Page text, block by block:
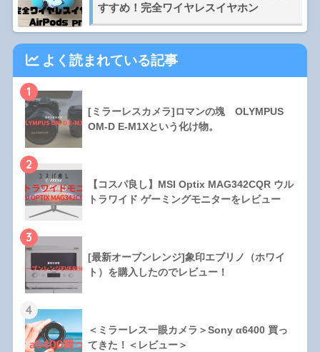
すすめ！完全ワイヤレスイヤホン
よく読まれている記事
1
[ミラーレスカメラ]ロマンの塊 OLYMPUS
OM-D E-M1Xという化け物。
2
【コスパ良し】MSI Optix MAG342CQR ウル
トラワイド ゲーミングモニターをレビュー
3
[最新オーブンレンジ]象印エブリノ（ホワイ
ト）を購入したのでレビュー！
4
＜ミラーレス一眼カメラ＞Sony α6400 買っ
てきた！＜レビュー＞